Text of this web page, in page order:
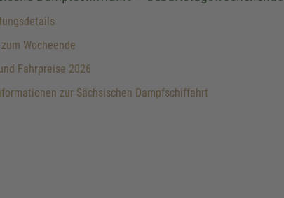
Wocheende
Fahrpreise 2026
zur Sächsischen Dampfschiffahrt